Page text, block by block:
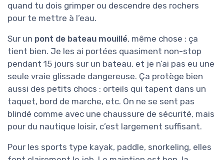
quand tu dois grimper ou descendre des rochers
pour te mettre à l’eau.
Sur un pont de bateau mouillé, même chose : ça
tient bien. Je les ai portées quasiment non-stop
pendant 15 jours sur un bateau, et je n’ai pas eu une
seule vraie glissade dangereuse. Ça protège bien
aussi des petits chocs : orteils qui tapent dans un
taquet, bord de marche, etc. On ne se sent pas
blindé comme avec une chaussure de sécurité, mais
pour du nautique loisir, c’est largement suffisant.
Pour les sports type kayak, paddle, snorkeling, elles